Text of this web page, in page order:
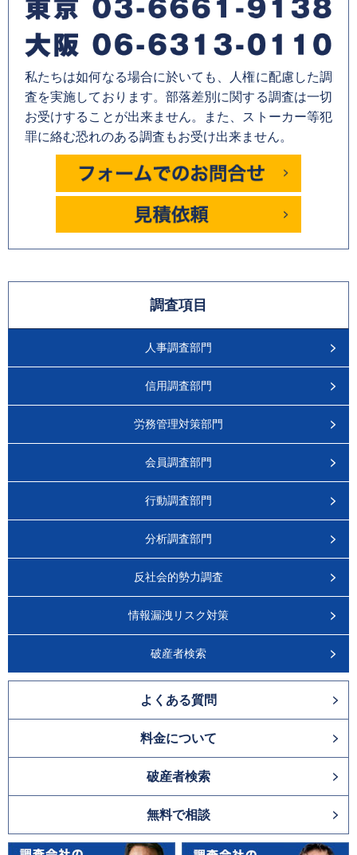
私たちは如何なる場合に於いても、人権に配慮した調
査を実施しております。部落差別に関する調査は一切
お受けすることが出来ません。また、ストーカー等犯
罪に絡む恐れのある調査もお受け出来ません。
調査項目
人事調査部門
信用調査部門
労務管理対策部門
会員調査部門
行動調査部門
分析調査部門
反社会的勢力調査
情報漏洩リスク対策
破産者検索
よくある質問
料金について
破産者検索
無料で相談